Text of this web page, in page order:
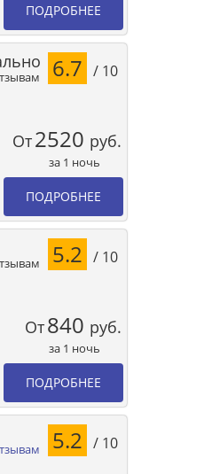
ПОДРОБНЕЕ
6.7 / 10
От2520 руб.
за 1 ночь
ПОДРОБНЕЕ
5.2 / 10
От840 руб.
за 1 ночь
ПОДРОБНЕЕ
5.2 / 10